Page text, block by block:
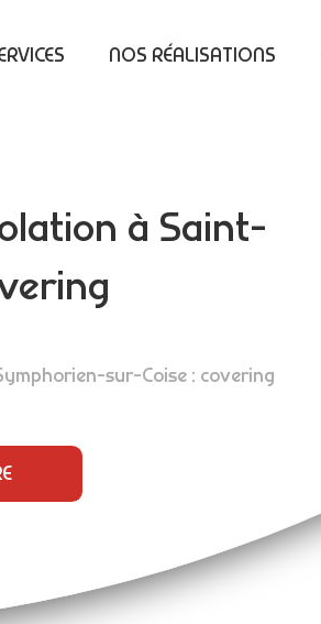
NOS RÉALISATIONS
à Saint-
sur-Coise : covering